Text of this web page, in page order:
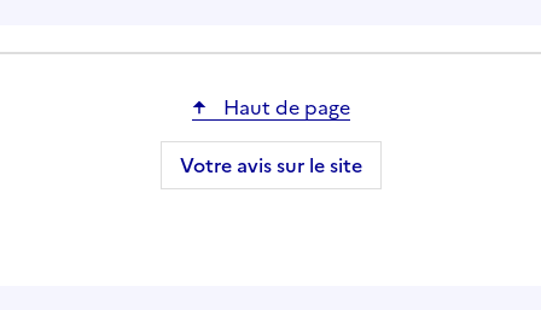
Haut de page
Votre avis sur le site